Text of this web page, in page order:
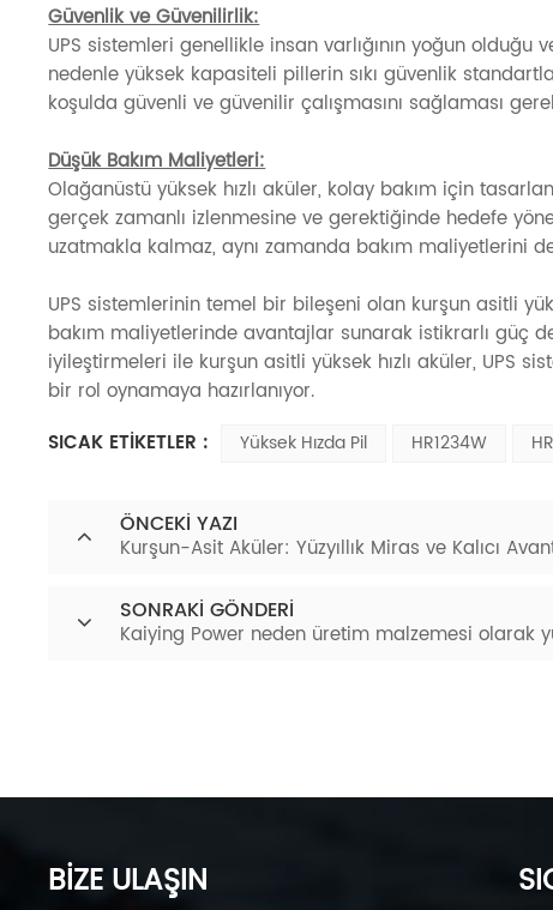
Güvenlik ve Güvenilirlik:
UPS sistemleri genellikle insan varlığının yoğun
nedenle yüksek kapasiteli pillerin sıkı güvenlik
koşulda güvenli ve güvenilir çalışmasını sağlaması
Düşük Bakım Maliyetleri:
Olağanüstü yüksek hızlı aküler, kolay bakım için
gerçek zamanlı izlenmesine ve gerektiğinde hedefe
uzatmakla kalmaz, aynı zamanda bakım maliyetlerini
UPS sistemlerinin temel bir bileşeni olan kurşun asitli
bakım maliyetlerinde avantajlar sunarak istikrarlı güç
iyileştirmeleri ile kurşun asitli yüksek hızlı aküler, UPS
bir rol oynamaya hazırlanıyor.
SICAK ETİKETLER :
Yüksek Hızda Pil HR1234W
ÖNCEKI YAZI
Kurşun-Asit Aküler: Yüzyıllık Miras ve Kalıcı
SONRAKI GÖNDERI
Kaiying Power neden üretim malzemesi olarak
BİZE ULAŞIN